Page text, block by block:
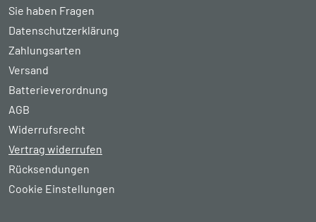
Sie haben Fragen
Datenschutzerklärung
Zahlungsarten
Versand
Batterieverordnung
AGB
Widerrufsrecht
Vertrag widerrufen
Rücksendungen
Cookie Einstellungen